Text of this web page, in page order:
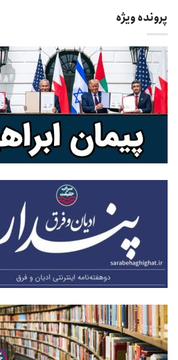
پرونده ویژه